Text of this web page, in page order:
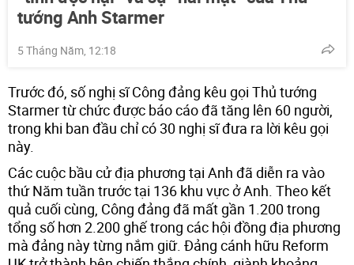
tướng Anh Starmer
5 Tháng Năm, 12:18
Trước đó, số nghị sĩ Công đảng kêu gọi Thủ tướng
Starmer từ chức được báo cáo đã tăng lên 60 người,
trong khi ban đầu chỉ có 30 nghị sĩ đưa ra lời kêu gọi
này.
Các cuộc bầu cử địa phương tại Anh đã diễn ra vào
thứ Năm tuần trước tại 136 khu vực ở Anh. Theo kết
quả cuối cùng, Công đảng đã mất gần 1.200 trong
tổng số hơn 2.200 ghế trong các hội đồng địa phương
mà đảng này từng nắm giữ. Đảng cánh hữu Reform